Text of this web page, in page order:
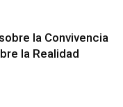
la Convivencia
la Realidad